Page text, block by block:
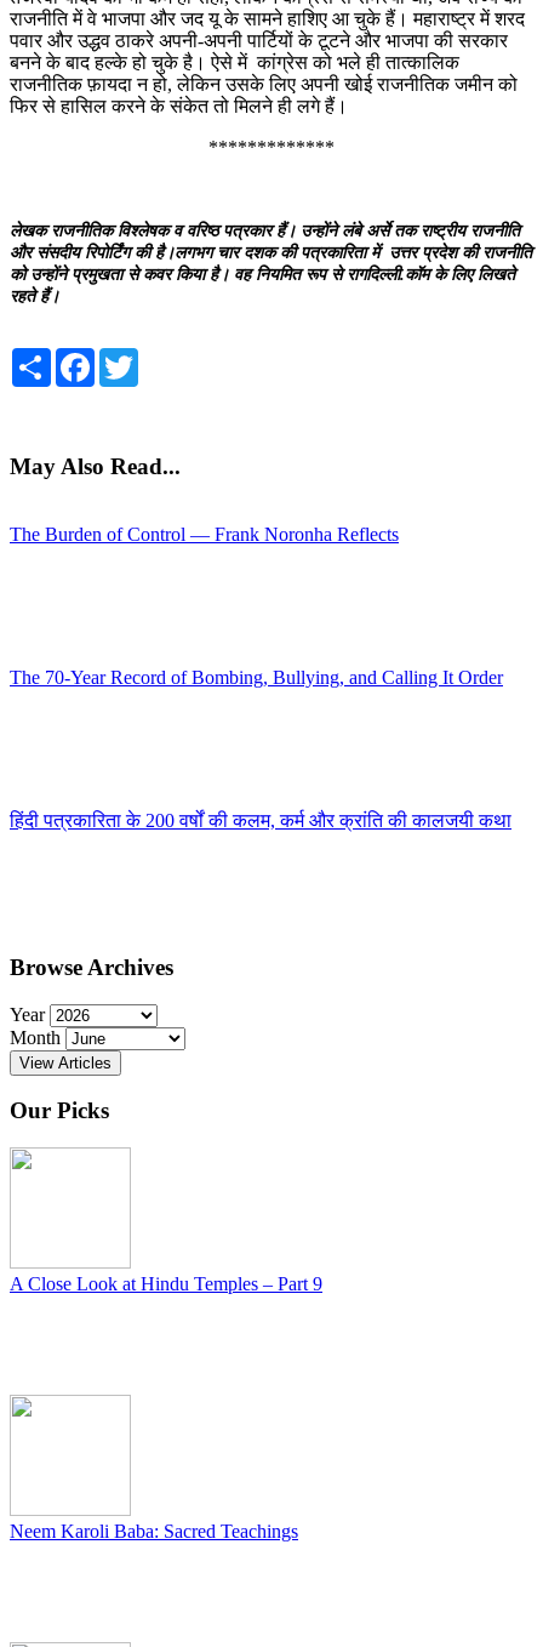
राजनीति में वे भाजपा और जद यू के सामने हाशिए आ चुके हैं। महाराष्ट्र में शरद
पवार और उद्धव ठाकरे अपनी-अपनी पार्टियों के टूटने और भाजपा की सरकार
बनने के बाद हल्के हो चुके है। ऐसे में कांग्रेस को भले ही तात्कालिक
राजनीतिक फ़ायदा न हो, लेकिन उसके लिए अपनी खोई राजनीतिक जमीन को
फिर से हासिल करने के संकेत तो मिलने ही लगे हैं।
*************
लेखक राजनीतिक विश्लेषक व वरिष्ठ पत्रकार हैं। उन्होंने लंबे अर्से तक राष्ट्रीय राजनीति
और संसदीय रिपोर्टिंग की है।लगभग चार दशक की पत्रकारिता में उत्तर प्रदेश की राजनीति
को उन्होंने प्रमुखता से कवर किया है। वह नियमित रूप से रागदिल्ली.कॉम के लिए लिखते
रहते हैं।
Share Facebook
May Also Read...
The Burden of Control — Frank Noronha Reflects
The 70-Year Record of Bombing, Bullying, and Calling It Order
हिंदी पत्रकारिता के 200 वर्षों की कलम, कर्म और क्रांति की कालजयी कथा
Browse Archives
Year
Month
View Articles
Our Picks
A Close Look at Hindu Temples – Part 9
Neem Karoli Baba: Sacred Teachings